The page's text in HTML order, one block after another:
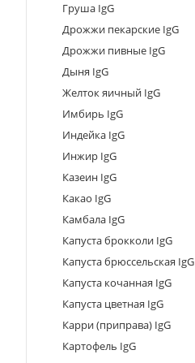
Груша IgG
Дрожжи пекарские IgG
Дрожжи пивные IgG
Дыня IgG
Желток яичный IgG
Имбирь IgG
Индейка IgG
Инжир IgG
Казеин IgG
Какао IgG
Камбала IgG
Капуста брокколи IgG
Капуста брюссельская IgG
Капуста кочанная IgG
Капуста цветная IgG
Карри (приправа) IgG
Картофель IgG